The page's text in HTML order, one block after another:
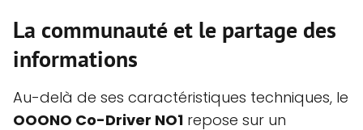
La communauté et le partage des
informations
Au-delà de ses caractéristiques techniques, le
OOONO Co-Driver NO1 repose sur un